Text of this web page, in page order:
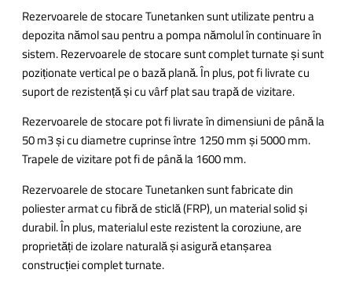
Rezervoarele de stocare Tunetanken sunt utilizate pentru a
depozita nămol sau pentru a pompa nămolul în continuare în
sistem. Rezervoarele de stocare sunt complet turnate și sunt
poziționate vertical pe o bază plană. În plus, pot fi livrate cu
suport de rezistență și cu vârf plat sau trapă de vizitare.
Rezervoarele de stocare pot fi livrate în dimensiuni de până la
50 m3 și cu diametre cuprinse între 1250 mm și 5000 mm.
Trapele de vizitare pot fi de până la 1600 mm.
Rezervoarele de stocare Tunetanken sunt fabricate din
poliester armat cu fibră de sticlă (FRP), un material solid și
durabil. În plus, materialul este rezistent la coroziune, are
proprietăți de izolare naturală și asigură etanșarea
construcției complet turnate.